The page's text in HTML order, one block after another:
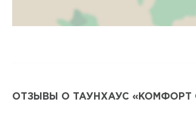
ОТЗЫВЫ О ТАУНХАУС «КОМФОРТ